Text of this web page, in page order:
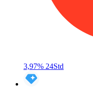
3,97% 24Std